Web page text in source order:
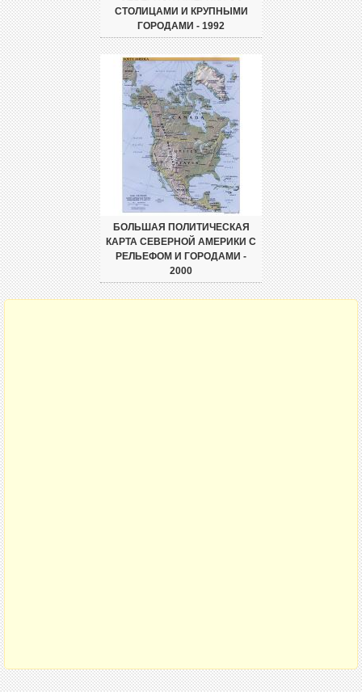
СТОЛИЦАМИ И КРУПНЫМИ
ГОРОДАМИ - 1992
БОЛЬШАЯ ПОЛИТИЧЕСКАЯ
КАРТА СЕВЕРНОЙ АМЕРИКИ С
РЕЛЬЕФОМ И ГОРОДАМИ -
2000